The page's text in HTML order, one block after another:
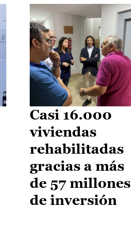
Casi 16.000
viviendas
rehabilitadas
gracias a más
de 57 millones
de inversión